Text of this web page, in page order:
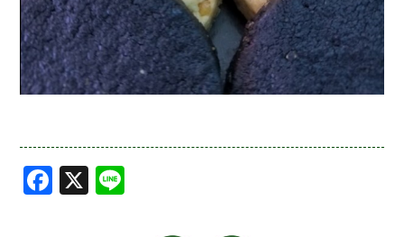
Facebook
X